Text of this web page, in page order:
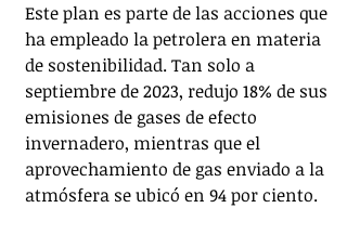
Este plan es parte de las acciones que
ha empleado la petrolera en materia
de sostenibilidad. Tan solo a
septiembre de 2023, redujo 18% de sus
emisiones de gases de efecto
invernadero, mientras que el
aprovechamiento de gas enviado a la
atmósfera se ubicó en 94 por ciento.